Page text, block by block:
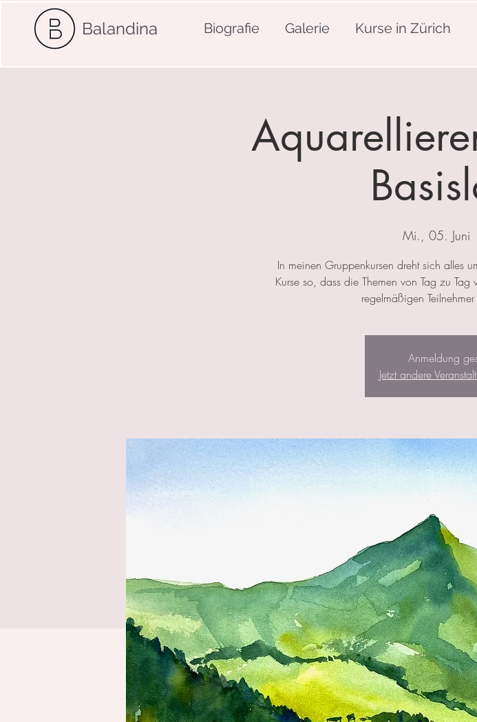
Balandina Biografie Galerie Kurse in Zürich
Mi., 05. Juni
In meinen Gruppenkursen dreht sich alles
Kurse so, dass die Themen von Tag zu
regelmäßigen
Anmeldung
Jetzt andere